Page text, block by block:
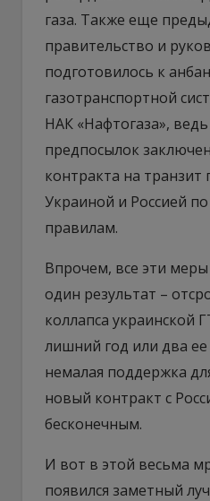
газа. Также еще
правительство и
подготовилось к
газотранспортной
НАК «Нафтогаза»,
предпосылок
контракта на транзит
Украиной и Россией
правилам.
Впрочем, все эти
один результат –
коллапса украинской
лишний год или два
немалая поддержка
новый контракт с
бесконечным.
И вот в этой весьма
появился заметный